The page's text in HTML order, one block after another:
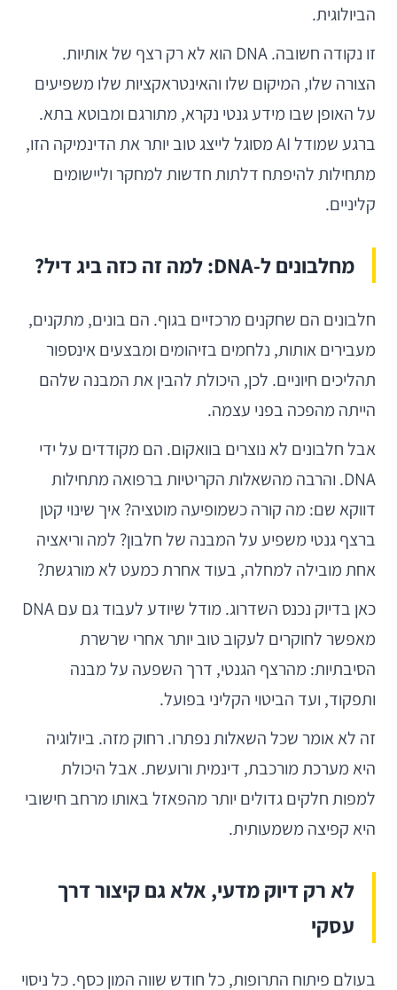
הביולוגית.
זו נקודה חשובה. DNA הוא לא רק רצף של אותיות.
הצורה שלו, המיקום שלו והאינטראקציות שלו משפיעים
על האופן שבו מידע גנטי נקרא, מתורגם ומבוטא בתא.
ברגע שמודל AI מסוגל לייצג טוב יותר את הדינמיקה הזו,
מתחילות להיפתח דלתות חדשות למחקר וליישומים
קליניים.
מחלבונים ל-DNA: למה זה כזה ביג דיל?
חלבונים הם שחקנים מרכזיים בגוף. הם בונים, מתקנים,
מעבירים אותות, נלחמים בזיהומים ומבצעים אינספור
תהליכים חיוניים. לכן, היכולת להבין את המבנה שלהם
הייתה מהפכה בפני עצמה.
אבל חלבונים לא נוצרים בוואקום. הם מקודדים על ידי
DNA. והרבה מהשאלות הקריטיות ברפואה מתחילות
דווקא שם: מה קורה כשמופיעה מוטציה? איך שינוי קטן
ברצף גנטי משפיע על המבנה של חלבון? למה וריאציה
אחת מובילה למחלה, בעוד אחרת כמעט לא מורגשת?
כאן בדיוק נכנס השדרוג. מודל שיודע לעבוד גם עם DNA
מאפשר לחוקרים לעקוב טוב יותר אחרי שרשרת
הסיבתיות: מהרצף הגנטי, דרך השפעה על מבנה
ותפקוד, ועד הביטוי הקליני בפועל.
זה לא אומר שכל השאלות נפתרו. רחוק מזה. ביולוגיה
היא מערכת מורכבת, דינמית ורועשת. אבל היכולת
למפות חלקים גדולים יותר מהפאזל באותו מרחב חישובי
היא קפיצה משמעותית.
לא רק דיוק מדעי, אלא גם קיצור דרך
עסקי
בעולם פיתוח התרופות, כל חודש שווה המון כסף. כל ניסוי